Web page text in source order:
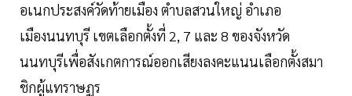
อเนกประสงค์วัดท้ายเมือง ตำบลสวนใหญ่ อำเภอ
เมืองนนทบุรี เขตเลือกตั้งที่ 2, 7 และ 8 ของจังหวัด
นนทบุรีเพื่อสังเกตการณ์ออกเสียงลงคะแนนเลือกตั้งสมา
ชิกผู้แทราษฏร